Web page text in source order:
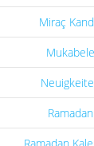
Miraç
Mukabele
Ramadan